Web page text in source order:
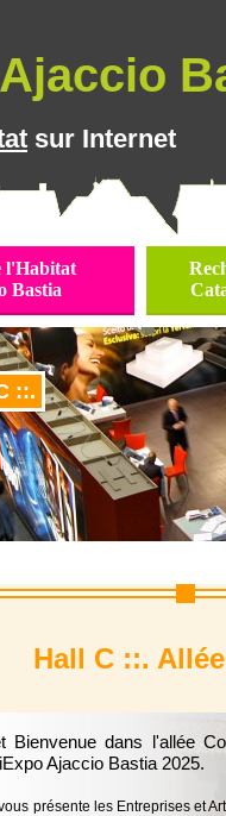
Ajaccio
sur Internet
l'Habitat
Bastia
::.
Hall C ::.
Bienvenue dans l'allée
Ajaccio Bastia 2025.
présente les Entreprises et